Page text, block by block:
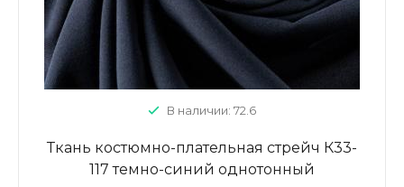
В наличии: 72.6
Ткань костюмно-плательная стрейч К33-
117 темно-синий однотонный